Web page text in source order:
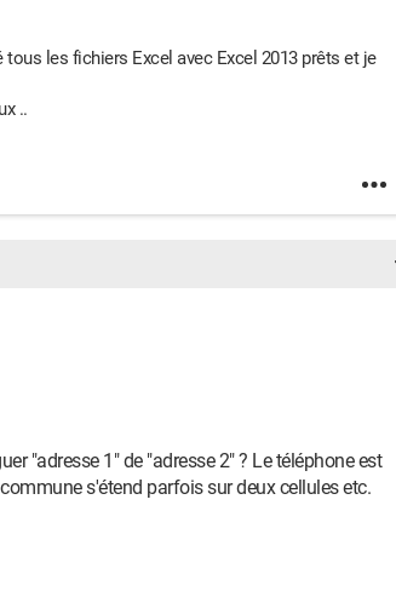
les fichiers Excel avec Excel 2013 prêts et je
..
"adresse 1" de "adresse 2" ? Le téléphone est
s'étend parfois sur deux cellules etc.